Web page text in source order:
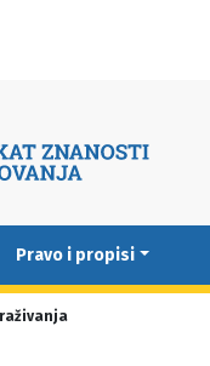
Pravo i propisi